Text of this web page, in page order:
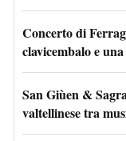
Concerto di
clavicembalo e
San Giùen &
valtellinese tra